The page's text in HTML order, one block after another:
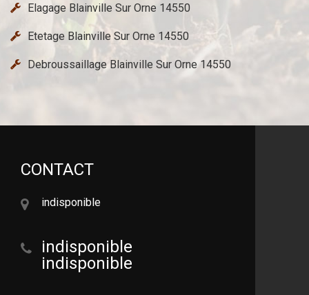
Elagage Blainville Sur Orne 14550
Etetage Blainville Sur Orne 14550
Debroussaillage Blainville Sur Orne 14550
CONTACT
indisponible
indisponible
indisponible